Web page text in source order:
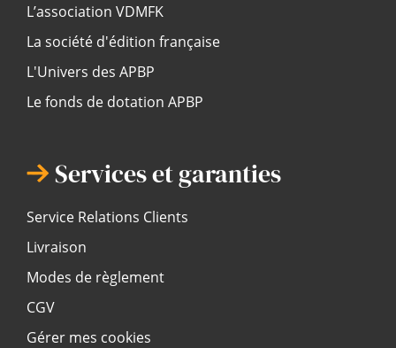
L’association VDMFK
La société d'édition française
L'Univers des APBP
Le fonds de dotation APBP
Services et garanties
Service Relations Clients
Livraison
Modes de règlement
CGV
Gérer mes cookies